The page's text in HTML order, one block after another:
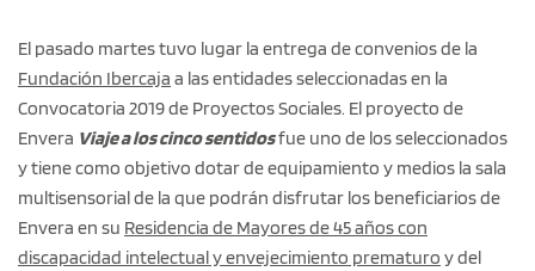
El pasado martes tuvo lugar la entrega de convenios de la
Fundación Ibercaja a las entidades seleccionadas en la
Convocatoria 2019 de Proyectos Sociales. El proyecto de
Envera Viaje a los cinco sentidosfue uno de los seleccionados
y tiene como objetivo dotar de equipamiento y medios la sala
multisensorial de la que podrán disfrutar los beneficiarios de
Envera en su Residencia de Mayores de 45 años con
discapacidad intelectual y envejecimiento prematuro y del